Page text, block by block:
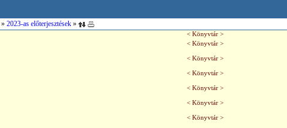
» 2023-as előterjesztések »
< Könyvtár >
< Könyvtár >
< Könyvtár >
< Könyvtár >
< Könyvtár >
< Könyvtár >
< Könyvtár >